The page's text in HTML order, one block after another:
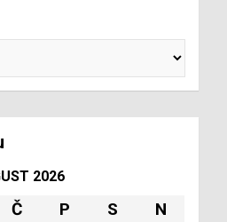
2026
Č P S N